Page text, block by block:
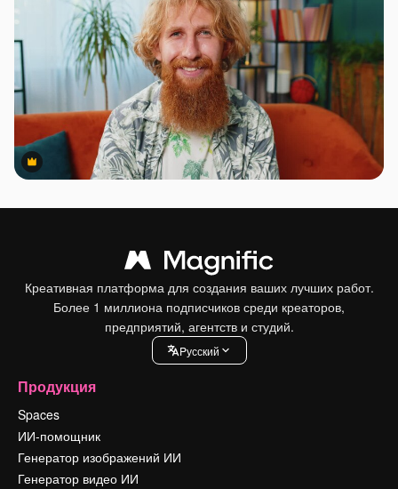
Premium
Premium
Креативная платформа для создания ваших лучших работ.
Более 1 миллиона подписчиков среди креаторов,
предприятий, агентств и студий.
Pусский
Продукция
Spaces
ИИ-помощник
Генератор изображений ИИ
Генератор видео ИИ